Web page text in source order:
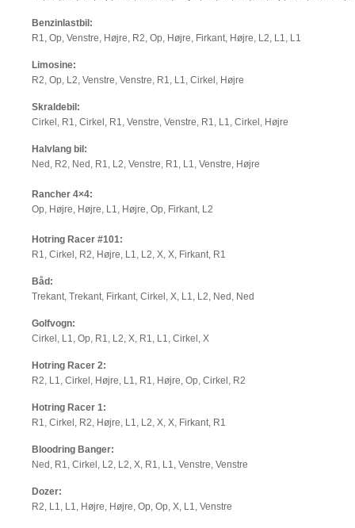
Benzinlastbil:
R1, Op, Venstre, Højre, R2, Op, Højre, Firkant, Højre, L2, L1, L1
Limosine:
R2, Op, L2, Venstre, Venstre, R1, L1, Cirkel, Højre
Skraldebil:
Cirkel, R1, Cirkel, R1, Venstre, Venstre, R1, L1, Cirkel, Højre
Halvlang bil:
Ned, R2, Ned, R1, L2, Venstre, R1, L1, Venstre, Højre
Rancher 4×4:
Op, Højre, Højre, L1, Højre, Op, Firkant, L2
Hotring Racer #101:
R1, Cirkel, R2, Højre, L1, L2, X, X, Firkant, R1
Båd:
Trekant, Trekant, Firkant, Cirkel, X, L1, L2, Ned, Ned
Golfvogn:
Cirkel, L1, Op, R1, L2, X, R1, L1, Cirkel, X
Hotring Racer 2:
R2, L1, Cirkel, Højre, L1, R1, Højre, Op, Cirkel, R2
Hotring Racer 1:
R1, Cirkel, R2, Højre, L1, L2, X, X, Firkant, R1
Bloodring Banger:
Ned, R1, Cirkel, L2, L2, X, R1, L1, Venstre, Venstre
Dozer:
R2, L1, L1, Højre, Højre, Op, Op, X, L1, Venstre